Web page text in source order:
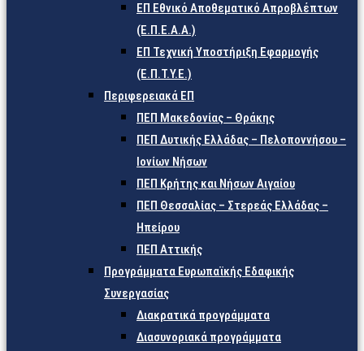
ΕΠ Εθνικό Αποθεματικό Απροβλέπτων
(Ε.Π.Ε.Α.Α.)
ΕΠ Τεχνική Υποστήριξη Εφαρμογής
(Ε.Π.Τ.Υ.Ε.)
Περιφερειακά ΕΠ
ΠΕΠ Μακεδονίας – Θράκης
ΠΕΠ Δυτικής Ελλάδας – Πελοποννήσου –
Ιονίων Νήσων
ΠΕΠ Κρήτης και Νήσων Αιγαίου
ΠΕΠ Θεσσαλίας – Στερεάς Ελλάδας –
Ηπείρου
ΠΕΠ Αττικής
Προγράμματα Ευρωπαϊκής Εδαφικής
Συνεργασίας
Διακρατικά προγράμματα
Διασυνοριακά προγράμματα